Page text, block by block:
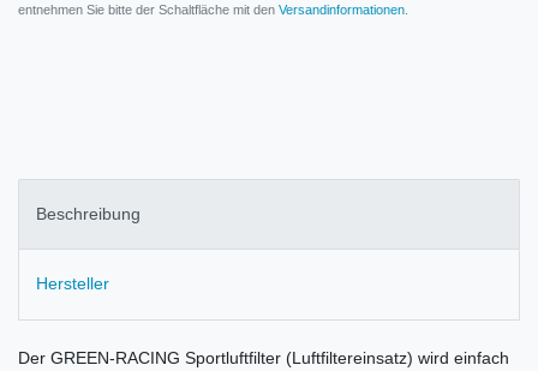
entnehmen Sie bitte der Schaltfläche mit den Versandinformationen
Beschreibung
Hersteller
Der GREEN-RACING Sportluftfilter (Luftfiltereinsatz) wird einfach